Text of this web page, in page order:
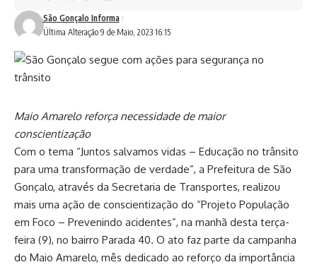
Última Alteração 9 de Maio, 2023 16:15
São Gonçalo Informa
Maio Amarelo reforça necessidade de maior
conscientização
Com o tema “Juntos salvamos vidas – Educação no trânsito
para uma transformação de verdade”, a Prefeitura de São
Gonçalo, através da Secretaria de Transportes, realizou
mais uma ação de conscientização do “Projeto População
em Foco – Prevenindo acidentes”, na manhã desta terça-
feira (9), no bairro Parada 40. O ato faz parte da campanha
do Maio Amarelo, mês dedicado ao reforço da importância